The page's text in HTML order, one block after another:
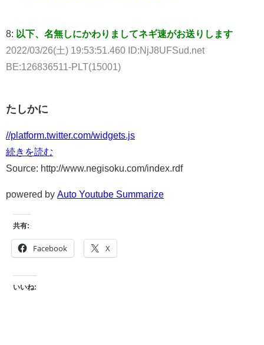
8: 以下、名無しにかわりましてネギ速がお送りします
2022/03/26(土) 19:53:51.460 ID:NjJ8UFSud.net
BE:126836511-PLT(15001)
たしかに
//platform.twitter.com/widgets.js
続きを読む
Source: http://www.negisoku.com/index.rdf
powered by Auto Youtube Summarize
共有:
Facebook X
いいね: